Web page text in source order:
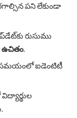
పని లేకుండా
రుసుము
ఉచితం.
సమయంలో ఐడెంటిటీ